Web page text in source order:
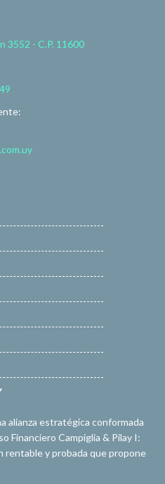
3552 - C.P. 11600
alianza estratégica conformada
Financiero Campiglia & Pilay I:
rentable y probada que propone